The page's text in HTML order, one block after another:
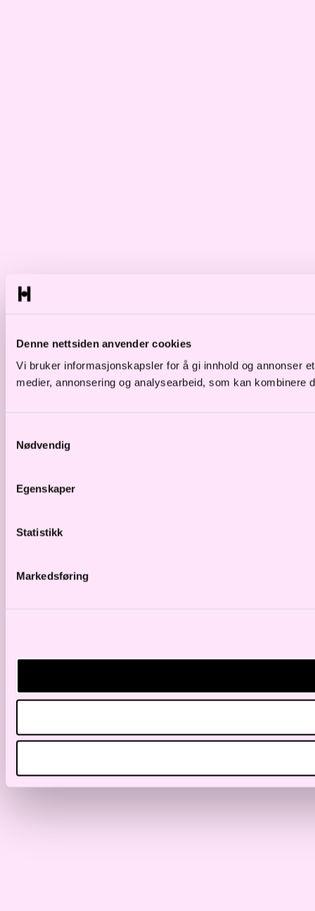
Denne nettsiden anvender cookies
Vi bruker informasjonskapsler for å gi innhold og annonser
medier, annonsering og analysearbeid, som kan
Nødvendig
Egenskaper
Statistikk
Markedsføring